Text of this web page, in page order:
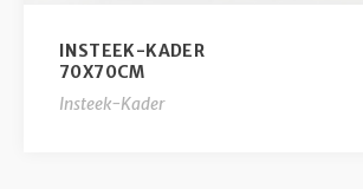
INSTEEK-KADER
70X70CM
Insteek-Kader